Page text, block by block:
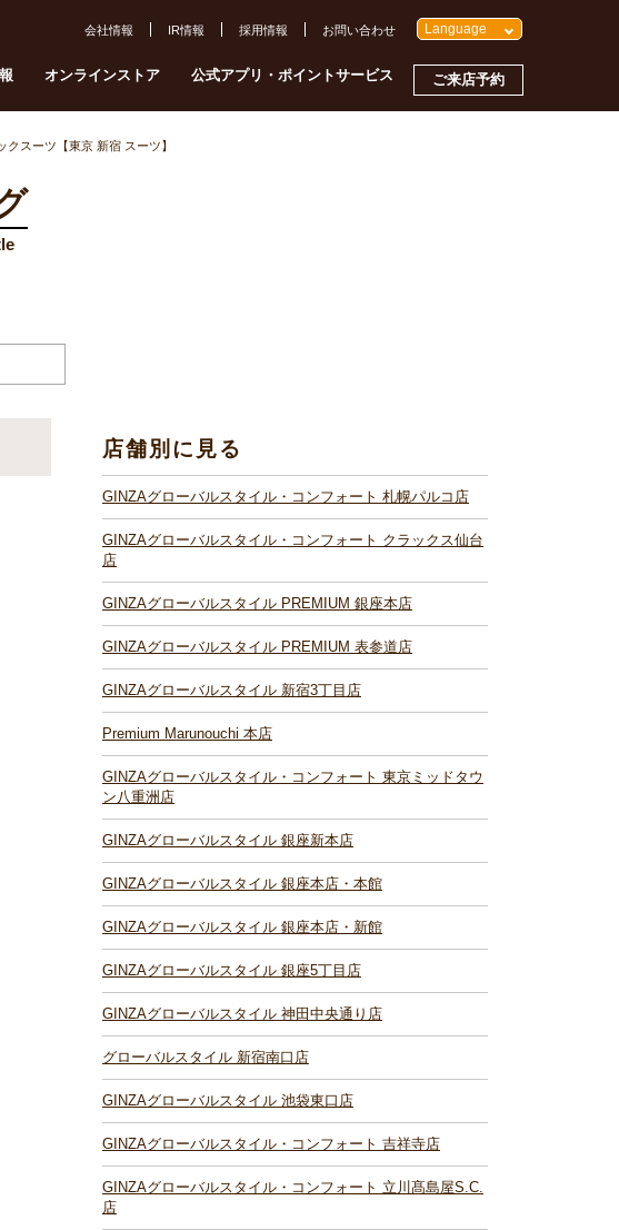
オンラインストア 公式アプリ・ポイントサービス ご来店予約
会社情報 IR情報 採用情報 お問い合わせ Language
クスーツ【東京 新宿 スーツ】
店舗別に見る
GINZAグローバルスタイル・コンフォート 札幌パルコ店
GINZAグローバルスタイル・コンフォート クラックス仙台
店
GINZAグローバルスタイル PREMIUM 銀座本店
GINZAグローバルスタイル PREMIUM 表参道店
GINZAグローバルスタイル 新宿3丁目店
Premium Marunouchi 本店
GINZAグローバルスタイル・コンフォート 東京ミッドタウ
ン八重洲店
GINZAグローバルスタイル 銀座新本店
GINZAグローバルスタイル 銀座本店・本館
GINZAグローバルスタイル 銀座本店・新館
GINZAグローバルスタイル 銀座5丁目店
GINZAグローバルスタイル 神田中央通り店
グローバルスタイル 新宿南口店
GINZAグローバルスタイル 池袋東口店
GINZAグローバルスタイル・コンフォート 吉祥寺店
GINZAグローバルスタイル・コンフォート 立川髙島屋S.C.
店